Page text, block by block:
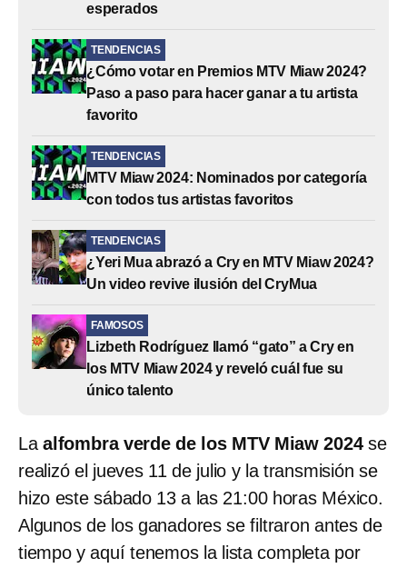
esperados
TENDENCIAS
¿Cómo votar en Premios MTV Miaw 2024?
Paso a paso para hacer ganar a tu artista
favorito
TENDENCIAS
MTV Miaw 2024: Nominados por categoría
con todos tus artistas favoritos
TENDENCIAS
¿Yeri Mua abrazó a Cry en MTV Miaw 2024?
Un video revive ilusión del CryMua
FAMOSOS
Lizbeth Rodríguez llamó “gato” a Cry en
los MTV Miaw 2024 y reveló cuál fue su
único talento
La alfombra verde de los MTV Miaw 2024se
realizó el jueves 11 de julio y la transmisión se
hizo este sábado 13 a las 21:00 horas México.
Algunos de los ganadores se filtraron antes de
tiempo y aquí tenemos la lista completa por